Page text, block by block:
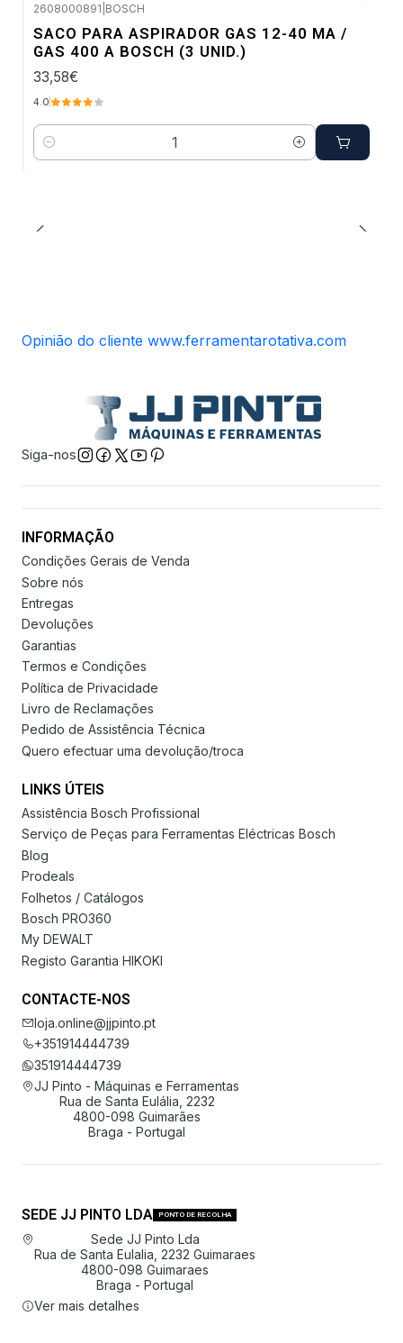
2608000891 BOSCH
SACO PARA ASPIRADOR GAS 12-40 MA /
GAS 400 A BOSCH (3 UNID.)
33,58€
4.0
Quantidade
Opinião do cliente www.ferramentarotativa.com
Siga-nos
INFORMAÇÃO
Condições Gerais de Venda
Sobre nós
Entregas
Devoluções
Garantias
Termos e Condições
Política de Privacidade
Livro de Reclamações
Pedido de Assistência Técnica
Quero efectuar uma devolução/troca
LINKS ÚTEIS
Assistência Bosch Profissional
Serviço de Peças para Ferramentas Eléctricas Bosch
Blog
Prodeals
Folhetos / Catálogos
Bosch PRO360
My DEWALT
Registo Garantia HIKOKI
CONTACTE-NOS
loja.online@jjpinto.pt
+351914444739
351914444739
JJ Pinto - Máquinas e Ferramentas
Rua de Santa Eulália, 2232
4800-098 Guimarães
Braga - Portugal
SEDE JJ PINTO LDA PONTO DE RECOLHA
Sede JJ Pinto Lda
Rua de Santa Eulalia, 2232 Guimaraes
4800-098 Guimaraes
Braga - Portugal
Ver mais detalhes